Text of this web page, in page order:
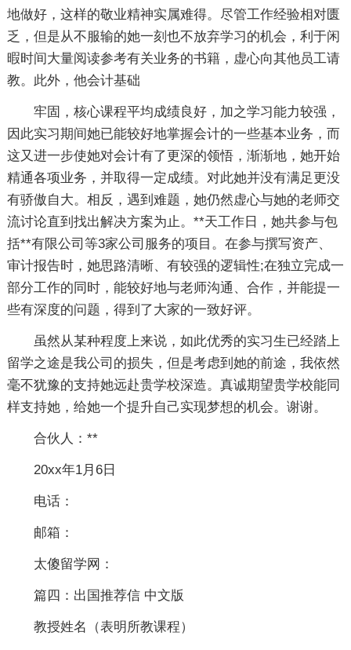
地做好，这样的敬业精神实属难得。尽管工作经验相对匮
乏，但是从不服输的她一刻也不放弃学习的机会，利于闲
暇时间大量阅读参考有关业务的书籍，虚心向其他员工请
教。此外，他会计基础
牢固，核心课程平均成绩良好，加之学习能力较强，
因此实习期间她已能较好地掌握会计的一些基本业务，而
这又进一步使她对会计有了更深的领悟，渐渐地，她开始
精通各项业务，并取得一定成绩。对此她并没有满足更没
有骄傲自大。相反，遇到难题，她仍然虚心与她的老师交
流讨论直到找出解决方案为止。**天工作日，她共参与包
括**有限公司等3家公司服务的项目。在参与撰写资产、
审计报告时，她思路清晰、有较强的逻辑性;在独立完成一
部分工作的同时，能较好地与老师沟通、合作，并能提一
些有深度的问题，得到了大家的一致好评。
虽然从某种程度上来说，如此优秀的实习生已经踏上
留学之途是我公司的损失，但是考虑到她的前途，我依然
毫不犹豫的支持她远赴贵学校深造。真诚期望贵学校能同
样支持她，给她一个提升自己实现梦想的机会。谢谢。
合伙人：**
20xx年1月6日
电话：
邮箱：
太傻留学网：
篇四：出国推荐信 中文版
教授姓名（表明所教课程）